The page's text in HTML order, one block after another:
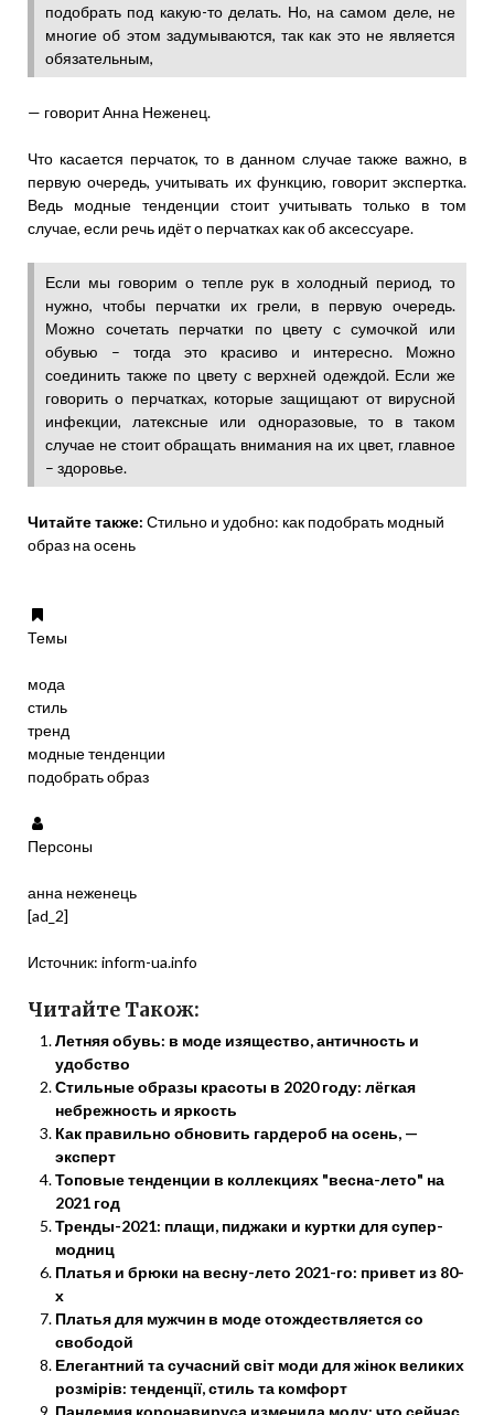
подобрать под какую-то делать. Но, на самом деле, не
многие об этом задумываются, так как это не является
обязательным,
— говорит Анна Неженец.
Что касается перчаток, то в данном случае также важно, в
первую очередь, учитывать их функцию, говорит экспертка.
Ведь модные тенденции стоит учитывать только в том
случае, если речь идёт о перчатках как об аксессуаре.
Если мы говорим о тепле рук в холодный период, то
нужно, чтобы перчатки их грели, в первую очередь.
Можно сочетать перчатки по цвету с сумочкой или
обувью – тогда это красиво и интересно. Можно
соединить также по цвету с верхней одеждой. Если же
говорить о перчатках, которые защищают от вирусной
инфекции, латексные или одноразовые, то в таком
случае не стоит обращать внимания на их цвет, главное
– здоровье.
Читайте также: Стильно и удобно: как подобрать модный
образ на осень
Темы
мода
стиль
тренд
модные тенденции
подобрать образ
Персоны
анна неженець
[ad_2]
Источник: inform-ua.info
Читайте Також:
Летняя обувь: в моде изящество, античность и
удобство
Стильные образы красоты в 2020 году: лёгкая
небрежность и яркость
Как правильно обновить гардероб на осень, —
эксперт
Топовые тенденции в коллекциях "весна-лето" на
2021 год
Тренды-2021: плащи, пиджаки и куртки для супер-
модниц
Платья и брюки на весну-лето 2021-го: привет из 80-
х
Платья для мужчин в моде отождествляется со
свободой
Елегантний та сучасний світ моди для жінок великих
розмірів: тенденції, стиль та комфорт
Пандемия коронавируса изменила моду: что сейчас